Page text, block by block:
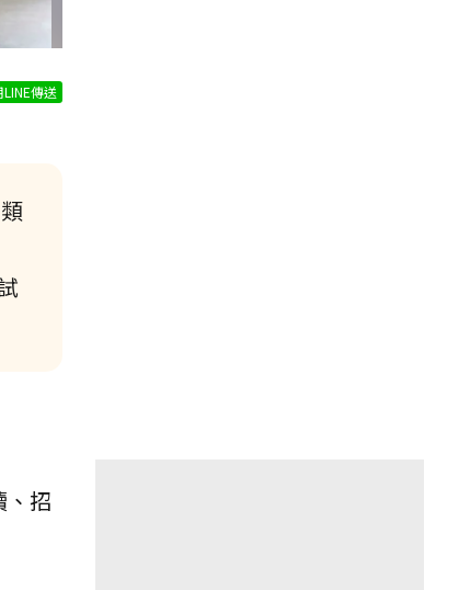
LINE傳送
、招